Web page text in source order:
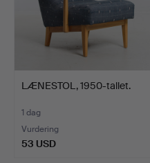
LÆNESTOL, 1950-tallet.
1 dag
Vurdering
53 USD